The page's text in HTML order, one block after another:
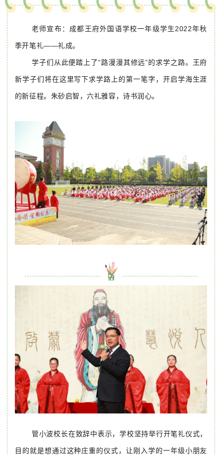
老师宣布：成都王府外国语学校一年级学生2022年秋
季开笔礼——礼成。
学子们从此便踏上了“路漫漫其修远”的求学之路。王府
新学子们将在这里写下求学路上的第一笔字，开启学海生涯
的新征程。朱砂启智，六礼雅容，诗书润心。
管小波校长在致辞中表示，学校坚持举行开笔礼仪式，
目的就是想通过这种庄重的仪式，让刚入学的一年级小朋友